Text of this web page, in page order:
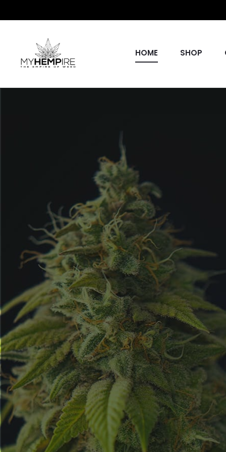
HOME SHOP